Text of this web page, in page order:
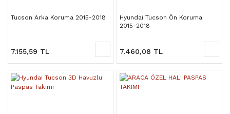
Tucson Arka Koruma 2015-2018
7.155,59 TL
Hyundai Tucson Ön Koruma
2015-2018
7.460,08 TL